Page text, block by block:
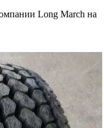
Long March на